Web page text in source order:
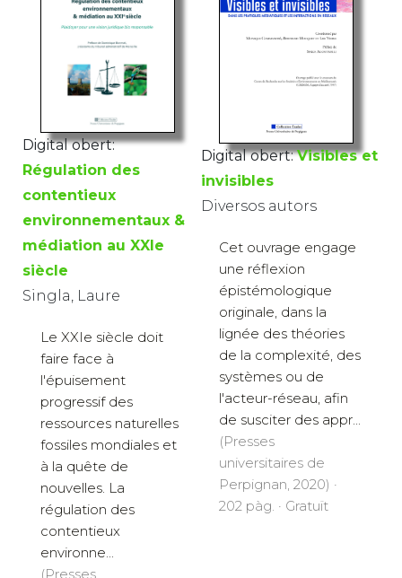
Digital obert:
Régulation des
contentieux
environnementaux &
médiation au XXIe
siècle
Singla, Laure
Le XXIe siècle doit
faire face à
l'épuisement
progressif des
ressources naturelles
fossiles mondiales et
à la quête de
nouvelles. La
régulation des
contentieux
environne...
(Presses
Digital obert: Visibles et
invisibles
Diversos autors
Cet ouvrage engage
une réflexion
épistémologique
originale, dans la
lignée des théories
de la complexité, des
systèmes ou de
l'acteur-réseau, afin
de susciter des appr...
(Presses
universitaires de
Perpignan, 2020) ·
202 pàg. · Gratuït